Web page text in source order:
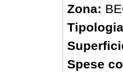
Zona:
Spese